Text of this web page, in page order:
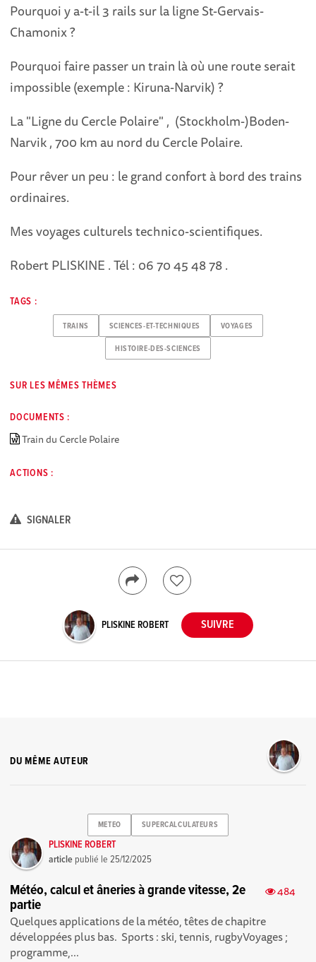
Pourquoi y a-t-il 3 rails sur la ligne St-Gervais-
Chamonix ?
Pourquoi faire passer un train là où une route serait
impossible (exemple : Kiruna-Narvik) ?
La "Ligne du Cercle Polaire" , (Stockholm-)Boden-
Narvik , 700 km au nord du Cercle Polaire.
Pour rêver un peu : le grand confort à bord des trains
ordinaires.
Mes voyages culturels technico-scientifiques.
Robert PLISKINE . Tél : 06 70 45 48 78 .
TAGS :
TRAINS SCIENCES-ET-TECHNIQUES VOYAGES
HISTOIRE-DES-SCIENCES
SUR LES MÊMES THÈMES
DOCUMENTS :
Train du Cercle Polaire
ACTIONS :
SIGNALER
PLISKINE ROBERT
DU MÊME AUTEUR
METEO SUPERCALCULATEURS
PLISKINE ROBERT
article publié le25/12/2025
484
Météo, calcul et âneries à grande vitesse, 2e
partie
Quelques applications de la météo, têtes de chapitre
développées plus bas. Sports : ski, tennis, rugby Voyages ;
programme,...